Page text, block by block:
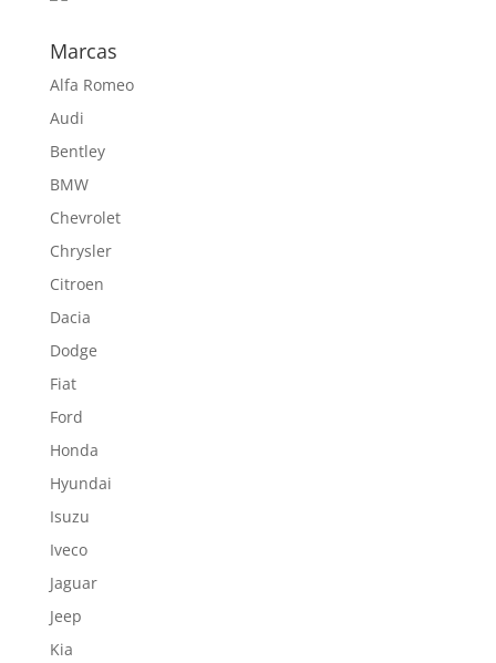
Marcas
Alfa Romeo
Audi
Bentley
BMW
Chevrolet
Chrysler
Citroen
Dacia
Dodge
Fiat
Ford
Honda
Hyundai
Isuzu
Iveco
Jaguar
Jeep
Kia